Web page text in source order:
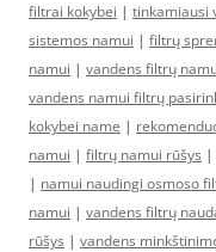
filtrai kokybei | tinkamiausi
sistemos namui | filtrų
namui | vandens filtrų
vandens namui filtrų
kokybei name |
namui | filtrų namui rūšys |
| namui naudingi osmoso
namui | vandens filtrų
rūšys | vandens